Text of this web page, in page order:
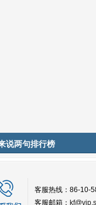
说两句排行榜
客服热线：86-10-
客服邮箱：